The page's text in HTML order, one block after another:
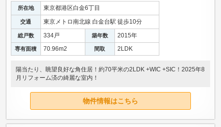
所在地 東京都港区白金6丁目
交通 東京メトロ南北線 白金台駅 徒歩10分
総戸数 334戸 築年数 2015年
専有面積 70.96m2 間取 2LDK
陽当たり、眺望良好な角住居！約70平米の2LDK +WIC +SIC！2025年8
月リフォーム済の綺麗な室内！
物件情報はこちら